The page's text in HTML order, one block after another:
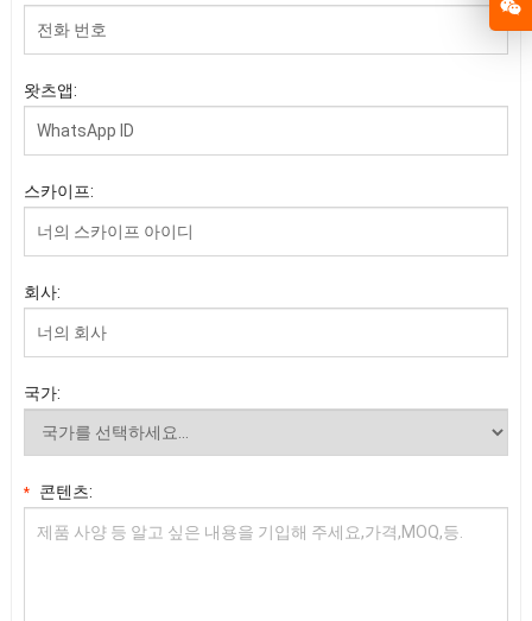
왓츠앱:
스카이프:
회사:
국가:
* 콘텐츠: